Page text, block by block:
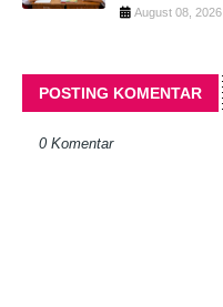
August 08, 2026
POSTING KOMENTAR
0 Komentar